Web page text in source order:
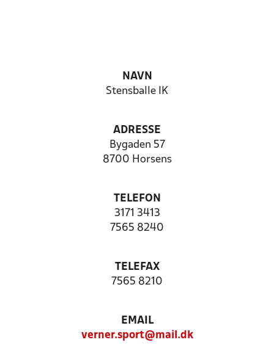
NAVN
Stensballe IK
ADRESSE
Bygaden 57
8700 Horsens
TELEFON
3171 3413
7565 8240
TELEFAX
7565 8210
EMAIL
verner.sport@mail.dk